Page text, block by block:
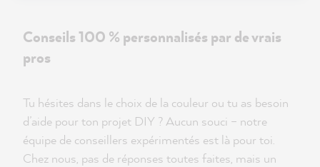
Conseils 100 % personnalisés par de vrais
pros
Tu hésites dans le choix de la couleur ou tu as besoin
d’aide pour ton projet DIY ? Aucun souci – notre
équipe de conseillers expérimentés est là pour toi.
Chez nous, pas de réponses toutes faites, mais un